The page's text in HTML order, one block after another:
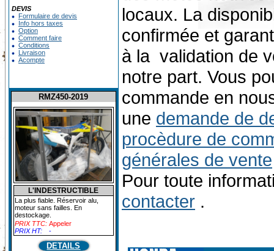
DEVIS
Formulaire de devis
Info hors taxes
Option
Comment faire
Conditions
Livraison
Acompte
RMZ450-2019
L'INDESTRUCTIBLE
La plus fiable. Réservoir alu,
moteur sans failles. En
destockage.
PRIX TTC: Appeler
PRIX HT:
-
DETAILS
locaux. La
confirmée et
à la validation de
notre part. Vous
commande en
une demande de
procèdure de
générales de vente
Pour toute
contacter .